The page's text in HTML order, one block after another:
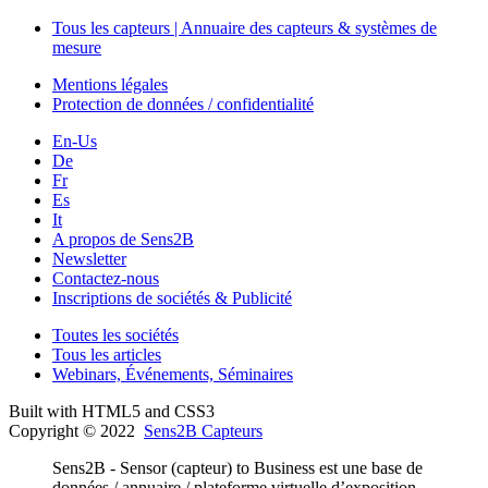
Tous les capteurs | Annuaire des capteurs & systèmes de
mesure
Mentions légales
Protection de données / confidentialité
En-Us
De
Fr
Es
It
A propos de Sens2B
Newsletter
Contactez-nous
Inscriptions de sociétés & Publicité
Toutes les sociétés
Tous les articles
Webinars, Événements, Séminaires
Built with HTML5 and CSS3
Copyright © 2022 Sens2B Capteurs
Sens2B - Sensor (capteur) to Business est une base de